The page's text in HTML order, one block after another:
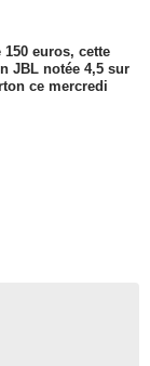
euros, cette
JBL notée 4,5 sur
ce mercredi